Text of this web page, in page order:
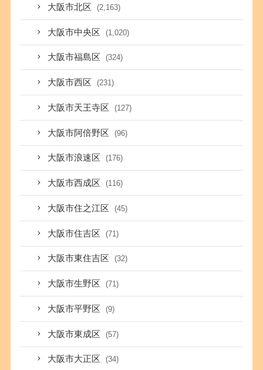
大阪市北区 (2,163)
大阪市中央区 (1,020)
大阪市福島区 (324)
大阪市西区 (231)
大阪市天王寺区 (127)
大阪市阿倍野区 (96)
大阪市浪速区 (176)
大阪市西成区 (116)
大阪市住之江区 (45)
大阪市住吉区 (71)
大阪市東住吉区 (32)
大阪市生野区 (71)
大阪市平野区 (9)
大阪市東成区 (57)
大阪市大正区 (34)